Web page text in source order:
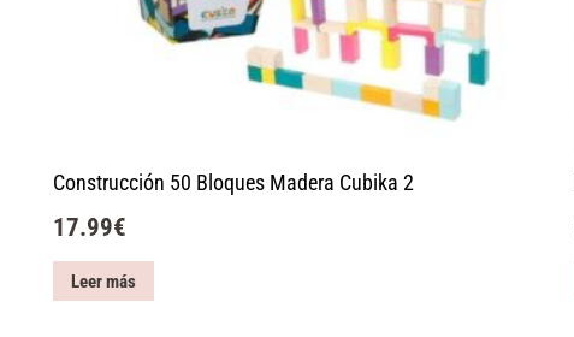
Construcción 50 Bloques Madera Cubika 2
17.99€
Leer más